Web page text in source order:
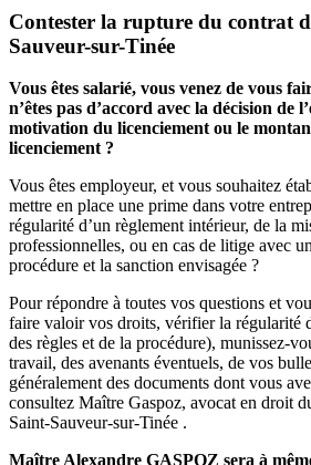
Contester la rupture du contrat
Sauveur-sur-Tinée
Vous êtes salarié, vous venez de vous
n’êtes pas d’accord avec la décision de
motivation du licenciement ou le
licenciement ?
Vous êtes employeur, et vous souhaitez
mettre en place une prime dans votre
régularité d’un règlement intérieur, de la
professionnelles, ou en cas de litige avec
procédure et la sanction envisagée ?
Pour répondre à toutes vos questions et
faire valoir vos droits, vérifier la régularité
des règles et de la procédure), munissez-
travail, des avenants éventuels, de vos
généralement des documents dont vous
consultez Maître Gaspoz, avocat en droit
Saint-Sauveur-sur-Tinée .
Maître Alexandre GASPOZ sera à